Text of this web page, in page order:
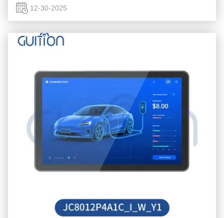
800*1280と 320ニットの明るさを持っています性能とディス
として 400MHzまでの 時計速度で 使いていて 優れたコンピ
12-30-2025